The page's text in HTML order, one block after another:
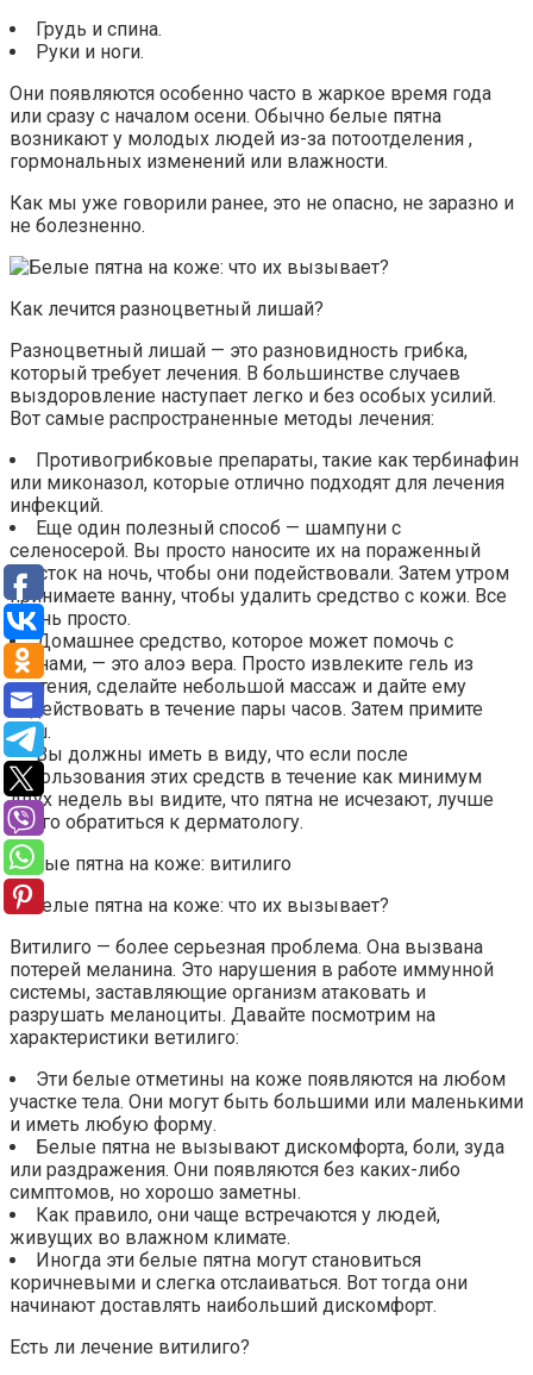
Грудь и спина.
Руки и ноги.
Они появляются особенно часто в жаркое время года
или сразу с началом осени. Обычно белые пятна
возникают у молодых людей из-за потоотделения ,
гормональных изменений или влажности.
Как мы уже говорили ранее, это не опасно, не заразно и
не болезненно.
Как лечится разноцветный лишай?
Разноцветный лишай — это разновидность грибка,
который требует лечения. В большинстве случаев
выздоровление наступает легко и без особых усилий.
Вот самые распространенные методы лечения:
Противогрибковые препараты, такие как тербинафин
или миконазол, которые отлично подходят для лечения
инфекций.
Еще один полезный способ — шампуни с
селеносерой. Вы просто наносите их на пораженный
участок на ночь, чтобы они подействовали. Затем утром
принимаете ванну, чтобы удалить средство с кожи. Все
очень просто.
Домашнее средство, которое может помочь с
пятнами, — это алоэ вера. Просто извлеките гель из
растения, сделайте небольшой массаж и дайте ему
подействовать в течение пары часов. Затем примите
душ.
Вы должны иметь в виду, что если после
использования этих средств в течение как минимум
двух недель вы видите, что пятна не исчезают, лучше
всего обратиться к дерматологу.
Белые пятна на коже: витилиго
Витилиго — более серьезная проблема. Она вызвана
потерей меланина. Это нарушения в работе иммунной
системы, заставляющие организм атаковать и
разрушать меланоциты. Давайте посмотрим на
характеристики ветилиго:
Эти белые отметины на коже появляются на любом
участке тела. Они могут быть большими или маленькими
и иметь любую форму.
Белые пятна не вызывают дискомфорта, боли, зуда
или раздражения. Они появляются без каких-либо
симптомов, но хорошо заметны.
Как правило, они чаще встречаются у людей,
живущих во влажном климате.
Иногда эти белые пятна могут становиться
коричневыми и слегка отслаиваться. Вот тогда они
начинают доставлять наибольший дискомфорт.
Есть ли лечение витилиго?